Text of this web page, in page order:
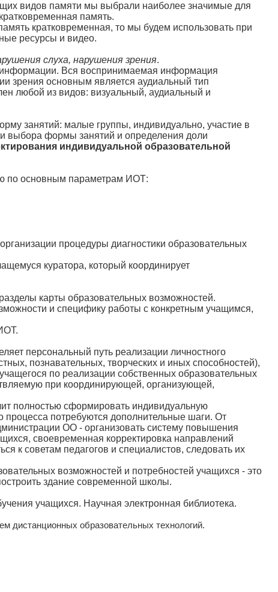
видов памяти мы выбрали наиболее значимые для
память.
кратковременная, то мы будем использовать при
ресурсы и видео.
слуха, нарушения зрения.
Вся воспринимаемая информация
зрения основным является аудиальный тип
любой из видов: визуальный, аудиальный и
занятий: малые группы, индивидуально, участие в
выбора формы занятий и определения доли
индивидуальной образовательной
по основным параметрам ИОТ:
процедуры диагностики образовательных
куратора, который координирует
карты образовательных возможностей.
и специфику работы с конкретным учащимся,
персональный путь реализации личностного
познавательных, творческих и иных способностей),
по реализации собственных образовательных
при координирующей, организующей,
полностью сформировать индивидуальную
процесса потребуются дополнительные шаги. От
ОО - организовать систему повышения
своевременная корректировка направлений
к советам педагогов и специалистов, следовать их
возможностей и потребностей учащихся - это
здание современной школы.
учащихся. Научная электронная библиотека.
дистанционных образовательных технологий.